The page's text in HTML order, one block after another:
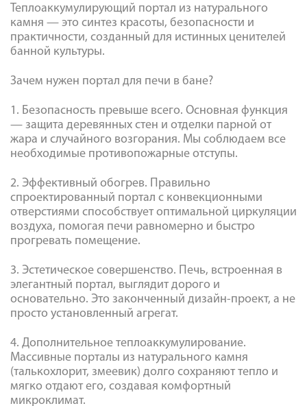
Теплоаккумулирующий портал из натурального
камня — это синтез красоты, безопасности и
практичности, созданный для истинных ценителей
банной культуры.
Зачем нужен портал для печи в бане?
1. Безопасность превыше всего. Основная функция
— защита деревянных стен и отделки парной от
жара и случайного возгорания. Мы соблюдаем все
необходимые противопожарные отступы.
2. Эффективный обогрев. Правильно
спроектированный портал с конвекционными
отверстиями способствует оптимальной циркуляции
воздуха, помогая печи равномерно и быстро
прогревать помещение.
3. Эстетическое совершенство. Печь, встроенная в
элегантный портал, выглядит дорого и
основательно. Это законченный дизайн-проект, а не
просто установленный агрегат.
4. Дополнительное теплоаккумулирование.
Массивные порталы из натурального камня
(талькохлорит, змеевик) долго сохраняют тепло и
мягко отдают его, создавая комфортный
микроклимат.